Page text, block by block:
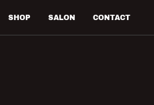
SHOP SALON CONTACT